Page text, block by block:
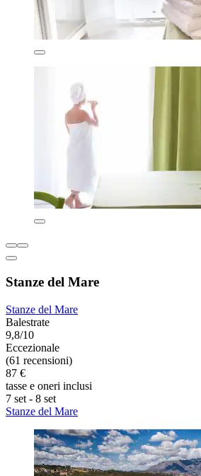
Stanze del Mare
Stanze del Mare
Balestrate
9,8/10
Eccezionale
(61 recensioni)
87 €
tasse e oneri inclusi
7 set - 8 set
Stanze del Mare